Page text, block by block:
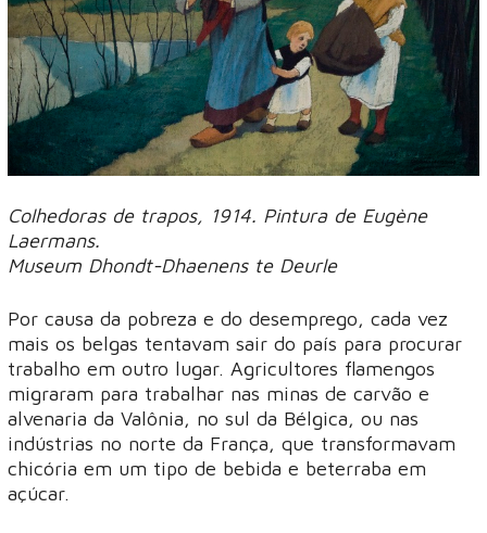
Colhedoras de trapos, 1914. Pintura de Eugène
Laermans.
Museum Dhondt-Dhaenens te Deurle
Por causa da pobreza e do desemprego, cada vez
mais os belgas tentavam sair do país para procurar
trabalho em outro lugar. Agricultores flamengos
migraram para trabalhar nas minas de carvão e
alvenaria da Valônia, no sul da Bélgica, ou nas
indústrias no norte da França, que transformavam
chicória em um tipo de bebida e beterraba em
açúcar.